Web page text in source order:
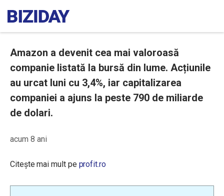
Amazon a devenit cea mai valoroasă
companie listată la bursă din lume. Acțiunile
au urcat luni cu 3,4%, iar capitalizarea
companiei a ajuns la peste 790 de miliarde
de dolari.
acum 8 ani
Citește mai mult pe profit.ro